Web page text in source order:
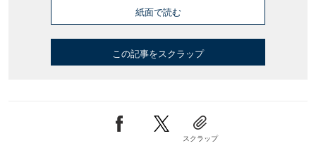
紙面で読む
この記事をスクラップ
スクラップ